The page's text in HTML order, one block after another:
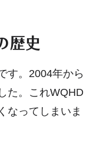
歴史
す。2004年から
た。これWQHD
なってしまいま